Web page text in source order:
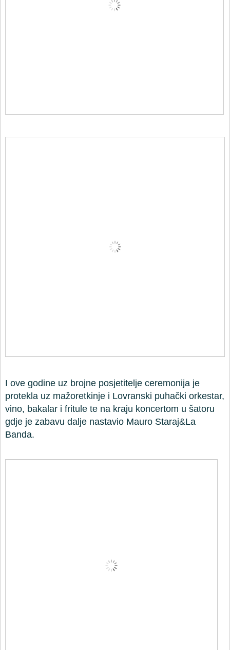
I ove godine uz brojne posjetitelje ceremonija je
protekla uz mažoretkinje i Lovranski puhački orkestar,
vino, bakalar i fritule te na kraju koncertom u šatoru
gdje je zabavu dalje nastavio Mauro Staraj&La
Banda.